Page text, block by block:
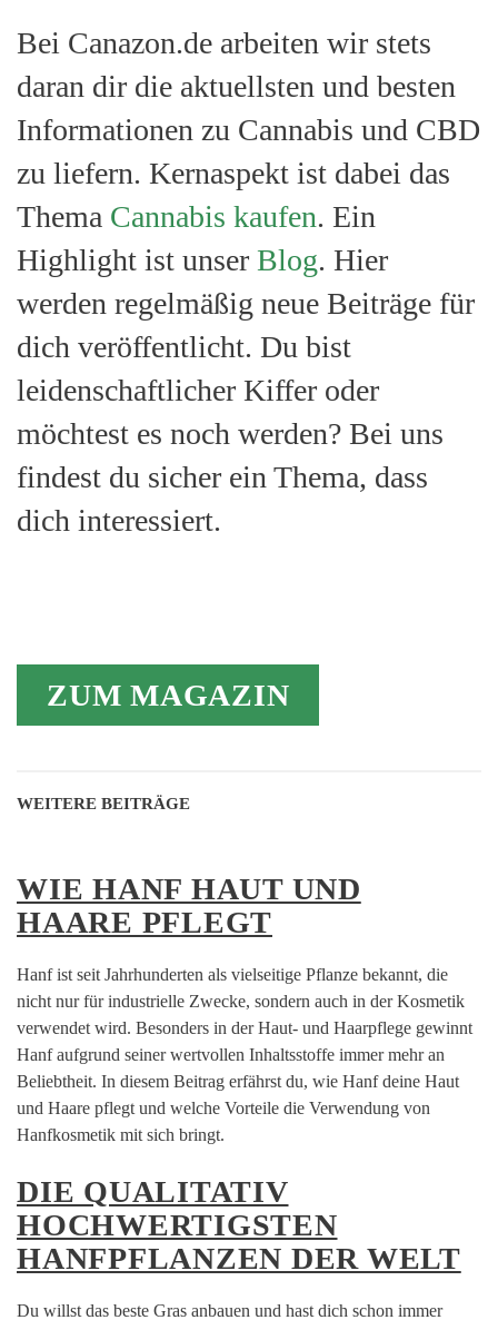
Bei Canazon.de arbeiten wir stets
daran dir die aktuellsten und besten
Informationen zu Cannabis und CBD
zu liefern. Kernaspekt ist dabei das
Thema Cannabis kaufen. Ein
Highlight ist unser Blog. Hier
werden regelmäßig neue Beiträge für
dich veröffentlicht. Du bist
leidenschaftlicher Kiffer oder
möchtest es noch werden? Bei uns
findest du sicher ein Thema, dass
dich interessiert.
ZUM MAGAZIN
WEITERE BEITRÄGE
WIE HANF HAUT UND
HAARE PFLEGT
Hanf ist seit Jahrhunderten als vielseitige Pflanze bekannt, die
nicht nur für industrielle Zwecke, sondern auch in der Kosmetik
verwendet wird. Besonders in der Haut- und Haarpflege gewinnt
Hanf aufgrund seiner wertvollen Inhaltsstoffe immer mehr an
Beliebtheit. In diesem Beitrag erfährst du, wie Hanf deine Haut
und Haare pflegt und welche Vorteile die Verwendung von
Hanfkosmetik mit sich bringt.
DIE QUALITATIV
HOCHWERTIGSTEN
HANFPFLANZEN DER WELT
Du willst das beste Gras anbauen und hast dich schon immer